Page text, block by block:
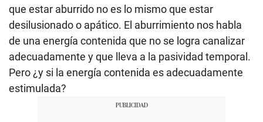
que estar aburrido no es lo mismo que estar
desilusionado o apático. El aburrimiento nos habla
de una energía contenida que no se logra canalizar
adecuadamente y que lleva a la pasividad temporal.
Pero ¿y si la energía contenida es adecuadamente
estimulada?